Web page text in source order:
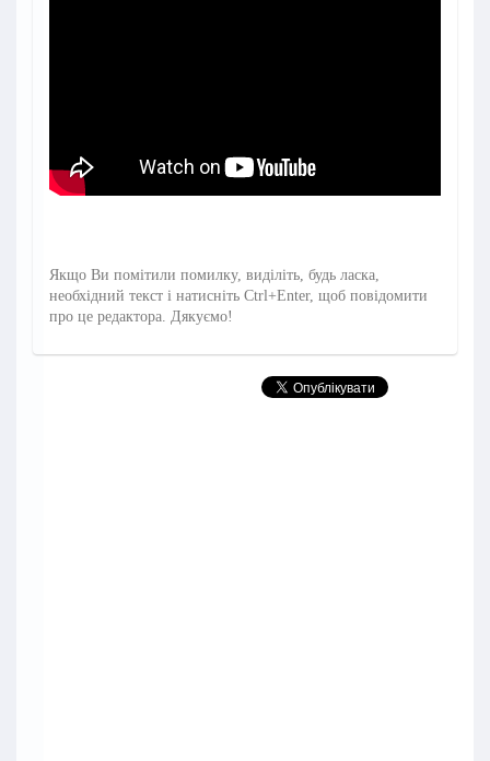
Якщо Ви помітили помилку, виділіть, будь ласка,
необхідний текст і натисніть Ctrl+Enter, щоб повідомити
про це редактора. Дякуємо!